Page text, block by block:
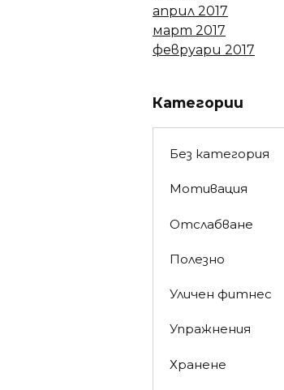
април 2017
март 2017
февруари 2017
Категории
Без категория
Мотивация
Отслабване
Полезно
Уличен фитнес
Упражнения
Хранене